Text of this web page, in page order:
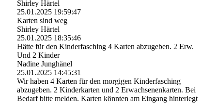
Shirley Härtel
25.01.2025 19:59:47
Karten sind weg
Shirley Härtel
25.01.2025 18:35:46
Hätte für den Kinderfasching 4 Karten abzugeben. 2 Erw.
Und 2 Kinder
Nadine Junghänel
25.01.2025 14:45:31
Wir haben 4 Karten für den morgigen Kinderfasching
abzugeben. 2 Kinderkarten und 2 Erwachsenenkarten. Bei
Bedarf bitte melden. Karten könnten am Eingang hinterlegt